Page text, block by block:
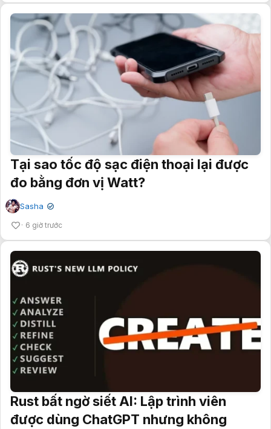
Tại sao tốc độ sạc điện thoại lại được
đo bằng đơn vị Watt?
Sasha ✔
6 giờ trước
Rust bất ngờ siết AI: Lập trình viên
được dùng ChatGPT nhưng không